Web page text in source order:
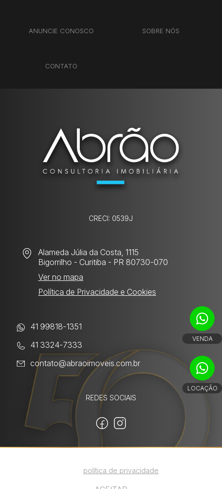
ANUNCIE CONOSCO SOBRE NÓS
CONTATO
CRECI: 0539J
Alameda Júlia da Costa, 1115
Bigorrilho - Curitiba - PR 80730-070
Ver no mapa
Política de Privacidade e Cookies
41 99818-1351
41 3324-7333
contato@abraoimoveis.com.br
REDES SOCIAIS
política de privacidade
VENDA
LOCAÇÃO